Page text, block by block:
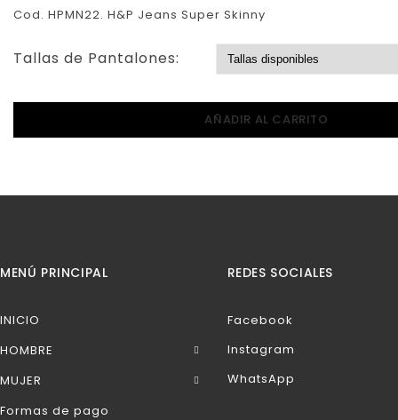
Cod. HPMN22. H&P Jeans Super Skinny
Tallas de Pantalones:
AÑADIR AL CARRITO
MENÚ PRINCIPAL
INICIO
HOMBRE
MUJER
Formas de pago
REDES SOCIALES
Facebook
Instagram
WhatsApp